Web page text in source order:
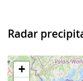
Radar